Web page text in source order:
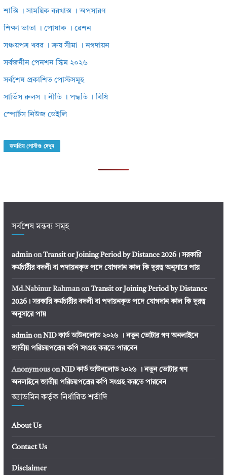
শাস্তি । সাময়িক বরখাস্ত । অপসারণ
শিক্ষা ভাতা । পোষাক । রেশন
সঞ্চয়পত্র খবর । ক্রয় সীমা । নগদায়ন
সর্বজনীন পেনশন স্কিম ২০২৬
সর্বশেষ প্রকাশিত পোস্টসমূহ
সার্ভিস রুলস । নীতি । পদ্ধতি । বিধি
স্পোর্টস নিউজ ডেইলি
জনপ্রিয় পোস্টগু দেখুন
সর্বশেষ মন্তব্য সমূহ
adminonTransit or Joining Period by Distance 2026। সরকারি
কর্মচারীর বদলী বা পদায়নকৃত পদে যোগদান কাল কি দূরত্ব অনুসারে পায়
Md.Nabinur RahmanonTransit or Joining Period by Distance
2026। সরকারি কর্মচারীর বদলী বা পদায়নকৃত পদে যোগদান কাল কি দূরত্ব
অনুসারে পায়
adminonNID কার্ড ডাউনলোড ২০২৬ । নতুন ভোটার গণ অনলাইনে
জাতীয় পরিচয়পত্রের কপি সংগ্রহ করতে পারবেন
AnonymousonNID কার্ড ডাউনলোড ২০২৬ । নতুন ভোটার গণ
অনলাইনে জাতীয় পরিচয়পত্রের কপি সংগ্রহ করতে পারবেন
অ্যাডমিন কর্তৃক নির্ধারিত শর্তাদি
About Us
Contact Us
Disclaimer